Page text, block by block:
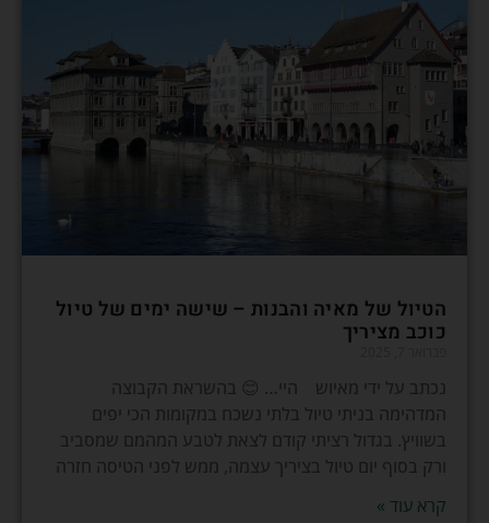
הטיול של מאיה והבנות – שישה ימים של טיול
כוכב מציריך
נכתב על ידי מאיוש היי… 😊 בהשראת הקבוצה
המדהימה בניתי טיול בלתי נשכח במקומות הכי יפים
בשוויץ. בגדול רציתי קודם לצאת לטבע המהמם שמסביב
ורק בסוף יום טיול בציריך עצמה, ממש לפני הטיסה חזרה
קרא עוד »